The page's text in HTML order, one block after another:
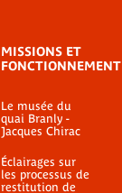
MISSIONS ET
FONCTIONNEMENT
Le musée du
quai Branly -
Jacques Chirac
Éclairages sur
les processus de
restitution de